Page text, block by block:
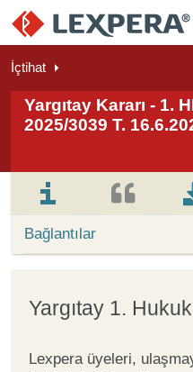
İçtihat
Yargıtay Kararı - 1.
2025/3039 T.
Bağlantılar
Yargıtay 1.
Lexpera üyeleri,